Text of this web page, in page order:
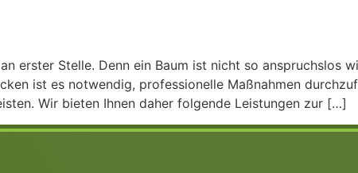
erster Stelle. Denn ein Baum ist nicht so anspruchslos
ist es notwendig, professionelle Maßnahmen
Wir bieten Ihnen daher folgende Leistungen zur […]